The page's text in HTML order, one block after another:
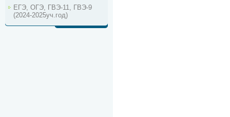
ЕГЭ, ОГЭ, ГВЭ-11, ГВЭ-9
(2024-2025уч.год)